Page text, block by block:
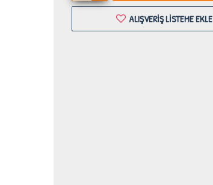
ALIŞVERIŞ LISTEME EKLE